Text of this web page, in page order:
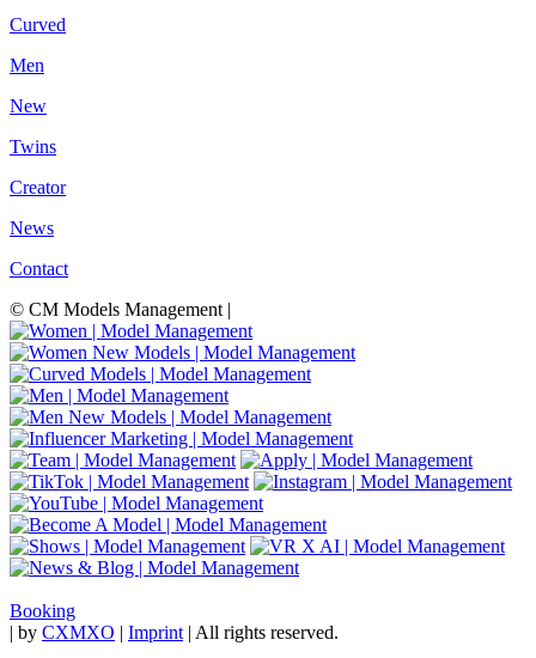
Curved
Men
New
Twins
Creator
News
Contact
© CM Models Management |
Booking
| by CXMXO | Imprint | All rights reserved.